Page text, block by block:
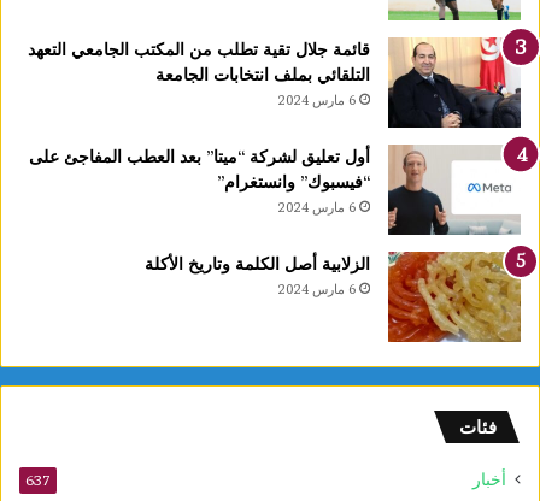
قائمة جلال تقية تطلب من المكتب الجامعي التعهد
التلقائي بملف انتخابات الجامعة
6 مارس 2024
أول تعليق لشركة “ميتا” بعد العطب المفاجئ على
“فيسبوك” وانستغرام”
6 مارس 2024
الزلابية أصل الكلمة وتاريخ الأكلة
6 مارس 2024
فئات
أخبار 637